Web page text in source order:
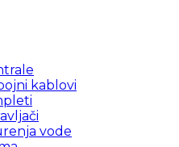
kablovi
vode